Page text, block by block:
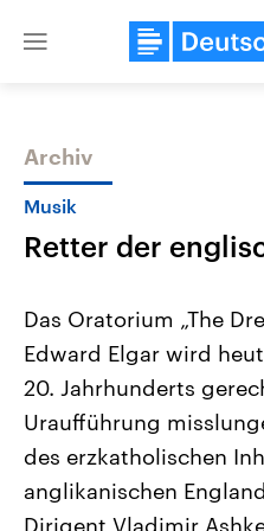
Close
Themen
Landtagswahl Sachsen-Anhalt
2026
Alle Informationen
Sachsen-Anhalt wählt am 6.
September 2026 einen neuen
Landtag. Seit 2021 wird das
Bundesland von einer
Archiv
Musik
Retter der
Das Oratorium „The
Edward Elgar wird
20. Jahrhunderts
Uraufführung
des erzkatholischen
anglikanischen
Dirigent Vladimir